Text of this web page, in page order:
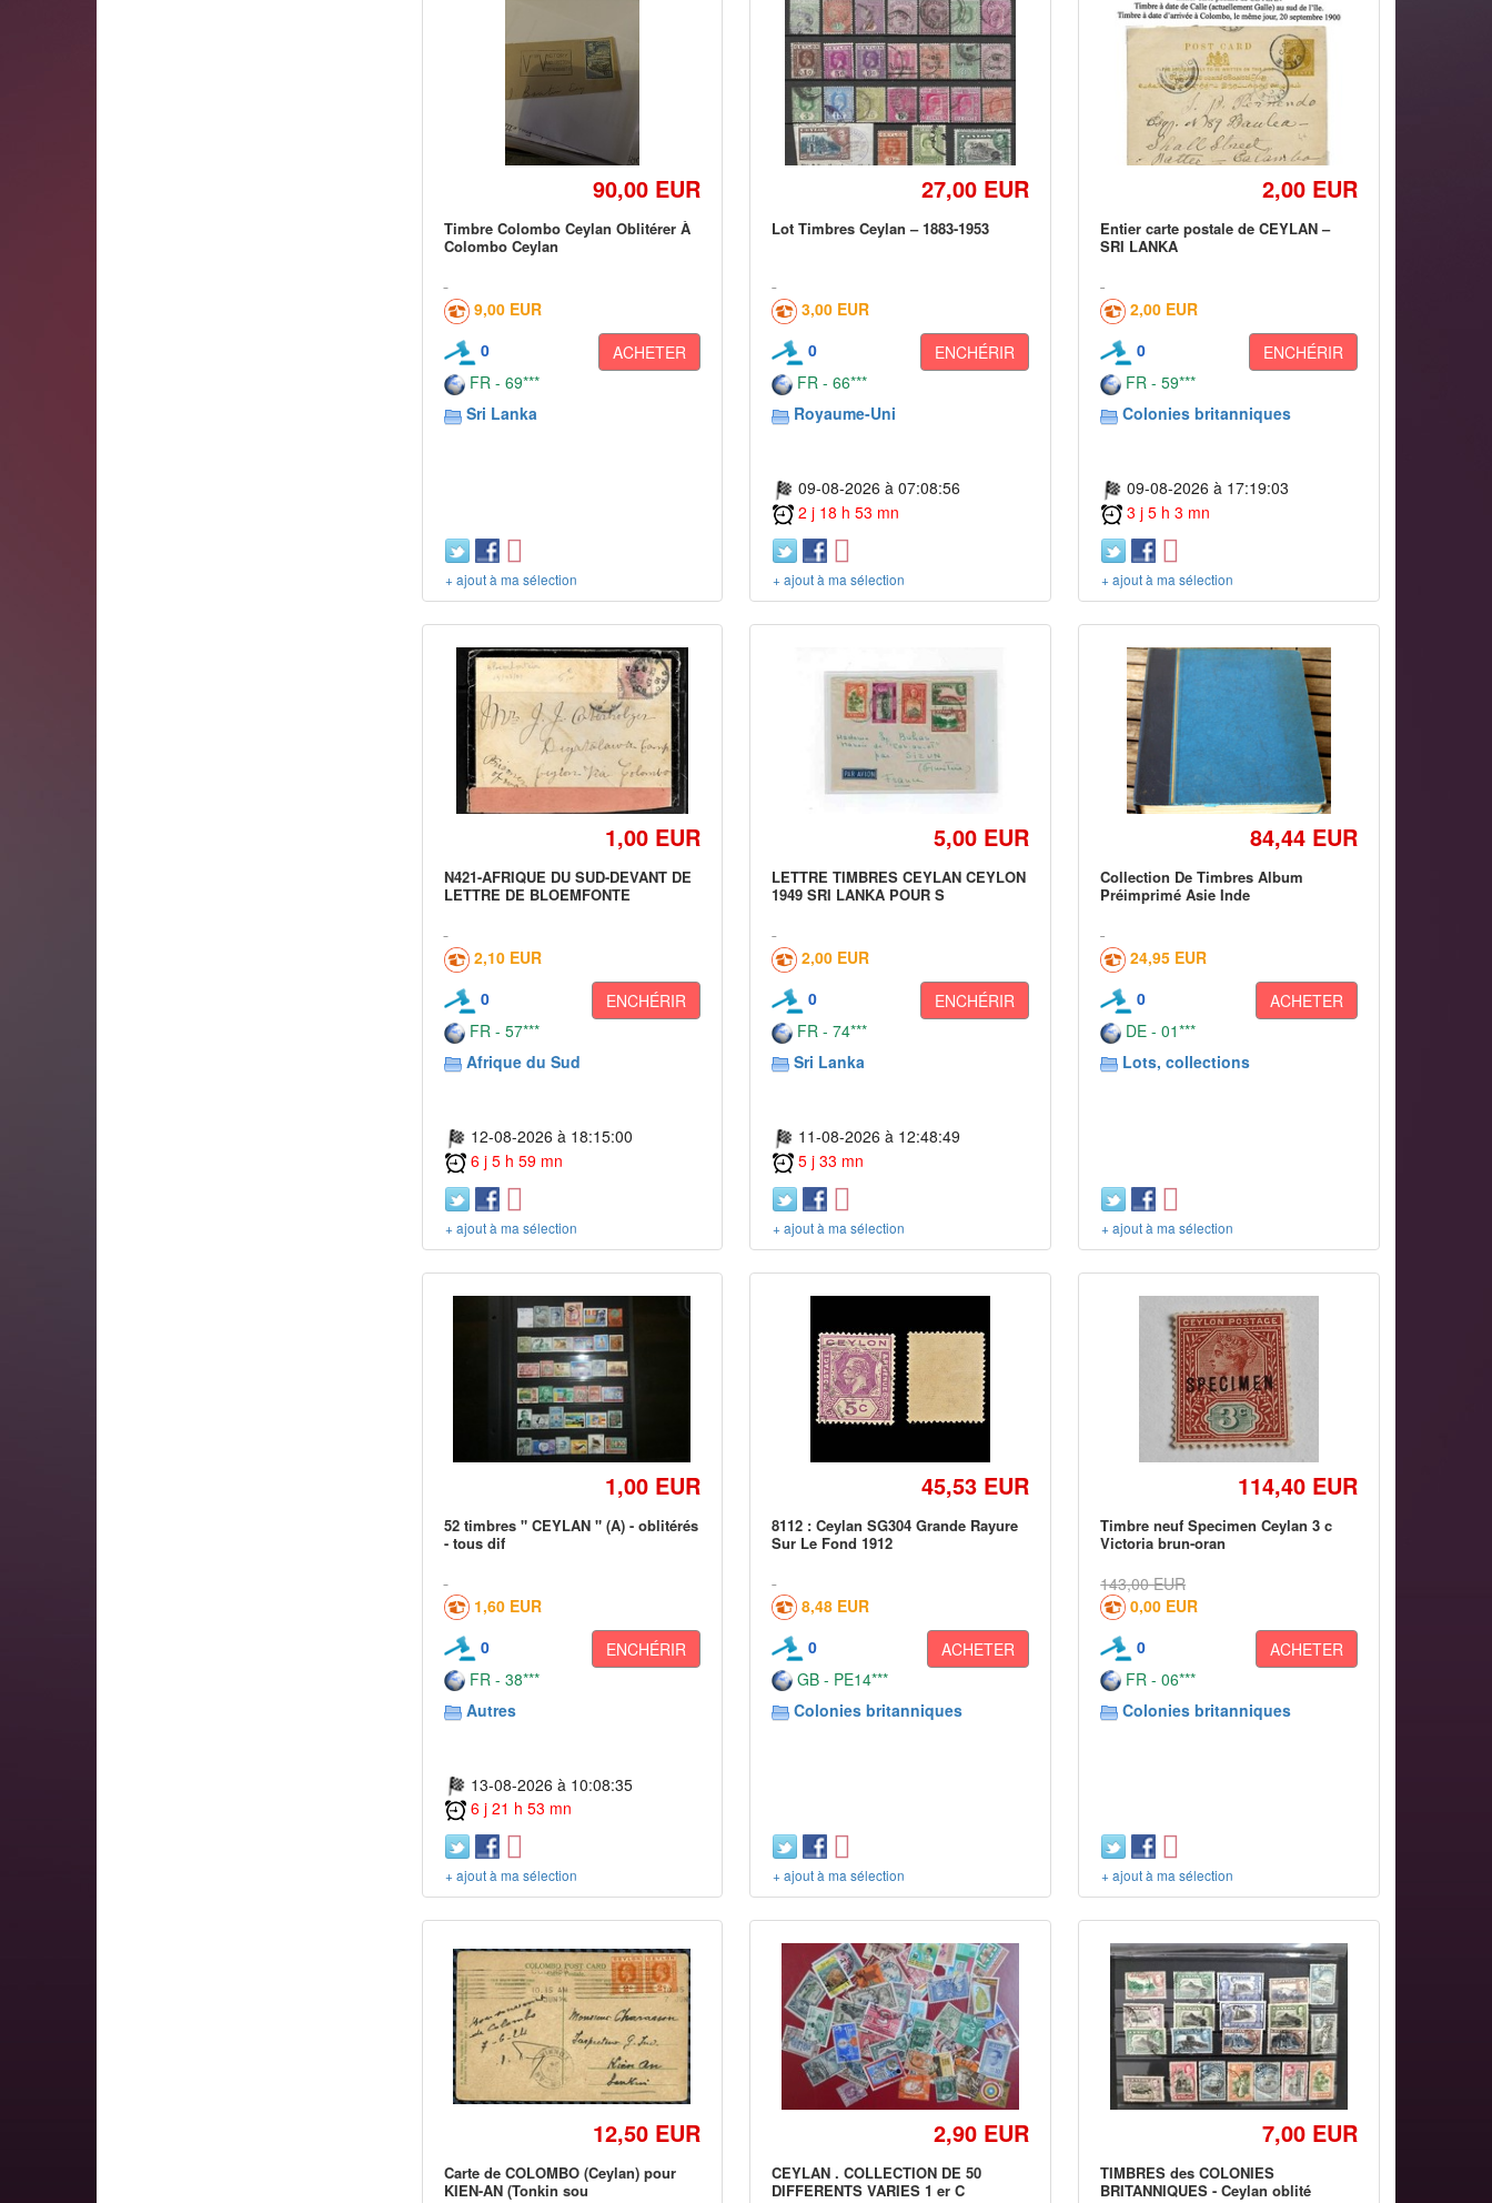
90,00 EUR
Timbre Colombo Ceylan Oblitérer À
Colombo Ceylan
9,00 EUR
0
ACHETER
FR - 69***
Sri Lanka
+ ajout à ma sélection
27,00 EUR
Lot Timbres Ceylan – 1883-1953
3,00 EUR
0
ENCHÉRIR
FR - 66***
Royaume-Uni
09-08-2026 à 07:08:56
2 j 18 h 53 mn
+ ajout à ma sélection
2,00 EUR
Entier carte postale de CEYLAN –
SRI LANKA
2,00 EUR
0
ENCHÉRIR
FR - 59***
Colonies britanniques
09-08-2026 à 17:19:03
3 j 5 h 3 mn
+ ajout à ma sélection
1,00 EUR
N421-AFRIQUE DU SUD-DEVANT DE
LETTRE DE BLOEMFONTE
2,10 EUR
0
ENCHÉRIR
FR - 57***
Afrique du Sud
12-08-2026 à 18:15:00
6 j 5 h 59 mn
+ ajout à ma sélection
5,00 EUR
LETTRE TIMBRES CEYLAN CEYLON
1949 SRI LANKA POUR S
2,00 EUR
0
ENCHÉRIR
FR - 74***
Sri Lanka
11-08-2026 à 12:48:49
5 j 33 mn
+ ajout à ma sélection
84,44 EUR
Collection De Timbres Album
Préimprimé Asie Inde
24,95 EUR
0
ACHETER
DE - 01***
Lots, collections
+ ajout à ma sélection
1,00 EUR
52 timbres " CEYLAN " (A) - oblitérés
- tous dif
1,60 EUR
0
ENCHÉRIR
FR - 38***
Autres
13-08-2026 à 10:08:35
6 j 21 h 53 mn
+ ajout à ma sélection
45,53 EUR
8112 : Ceylan SG304 Grande Rayure
Sur Le Fond 1912
8,48 EUR
0
ACHETER
GB - PE14***
Colonies britanniques
+ ajout à ma sélection
114,40 EUR
Timbre neuf Specimen Ceylan 3 c
Victoria brun-oran
143,00 EUR
0,00 EUR
0
ACHETER
FR - 06***
Colonies britanniques
+ ajout à ma sélection
12,50 EUR
Carte de COLOMBO (Ceylan) pour
KIEN-AN (Tonkin sou
2,90 EUR
CEYLAN . COLLECTION DE 50
DIFFERENTS VARIES 1 er C
7,00 EUR
TIMBRES des COLONIES
BRITANNIQUES - Ceylan oblité